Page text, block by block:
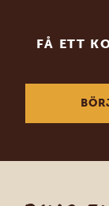
FÅ ETT